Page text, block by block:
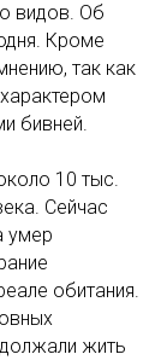
видов. Об
Кроме
так как
бивней.
10 тыс.
Сейчас
умер
обитания.
жить